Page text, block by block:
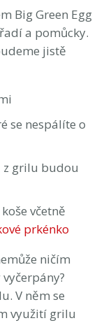
Big Green Egg
a pomůcky.
jistě
se nespálíte o
z grilu budou
včetně
prkénko
ničím
V něm se
využití grilu